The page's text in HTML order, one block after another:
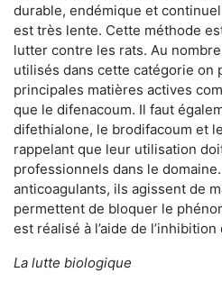
durable, endémique et
est très lente. Cette méthode
lutter contre les rats. Au
utilisés dans cette catégorie on
principales matières actives
que le difenacoum. Il faut
difethialone, le brodifacoum et
rappelant que leur utilisation
professionnels dans le
anticoagulants, ils agissent de
permettent de bloquer le
est réalisé à l’aide de
La lutte biologique